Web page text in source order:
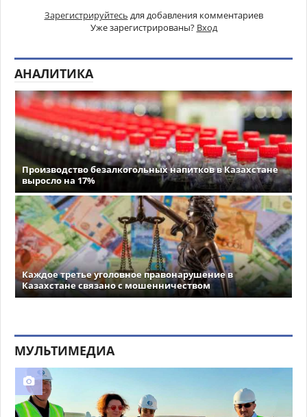
Зарегистрируйтесь для добавления комментариев
Уже зарегистрированы? Вход
АНАЛИТИКА
Производство безалкогольных напитков в Казахстане
выросло на 17%
Каждое третье уголовное правонарушение в
Казахстане связано с мошенничеством
МУЛЬТИМЕДИА